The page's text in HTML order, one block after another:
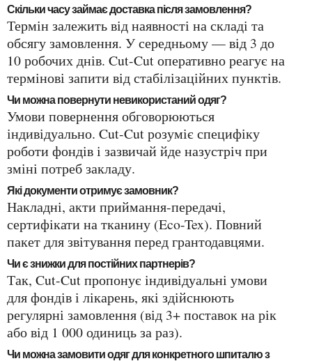
Скільки часу займає доставка після замовлення?
Термін залежить від наявності на складі та
обсягу замовлення. У середньому — від 3 до
10 робочих днів. Cut-Cut оперативно реагує на
термінові запити від стабілізаційних пунктів.
Чи можна повернути невикористаний одяг?
Умови повернення обговорюються
індивідуально. Cut-Cut розуміє специфіку
роботи фондів і зазвичай йде назустріч при
зміні потреб закладу.
Які документи отримує замовник?
Накладні, акти приймання-передачі,
сертифікати на тканину (Eco-Tex). Повний
пакет для звітування перед грантодавцями.
Чи є знижки для постійних партнерів?
Так, Cut-Cut пропонує індивідуальні умови
для фондів і лікарень, які здійснюють
регулярні замовлення (від 3+ поставок на рік
або від 1 000 одиниць за раз).
Чи можна замовити одяг для конкретного шпиталю з